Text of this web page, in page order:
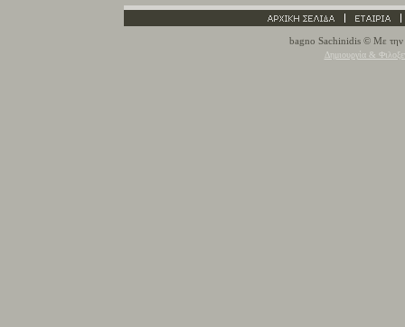
bagno Sachinidis © Με την
Δημιουργία &